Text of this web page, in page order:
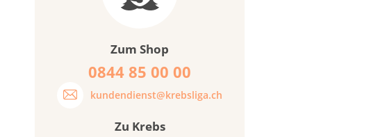
Zum Shop
0844 85 00 00
kundendienst@krebsliga.ch
Zu Krebs